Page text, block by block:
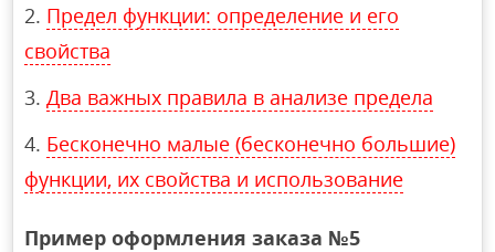
Предел функции: определение и его
свойства
Два важных правила в анализе предела
Бесконечно малые (бесконечно большие)
функции, их свойства и использование
Пример оформления заказа №5